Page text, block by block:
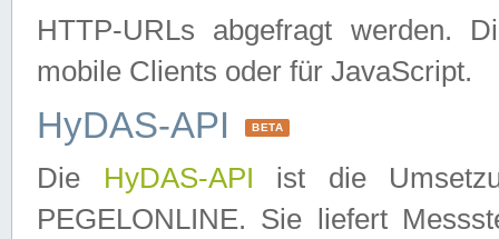
HTTP-URLs abgefragt werden.
mobile Clients oder für JavaScript.
HyDAS-API BETA
Die HyDAS-API ist die
PEGELONLINE. Sie liefert